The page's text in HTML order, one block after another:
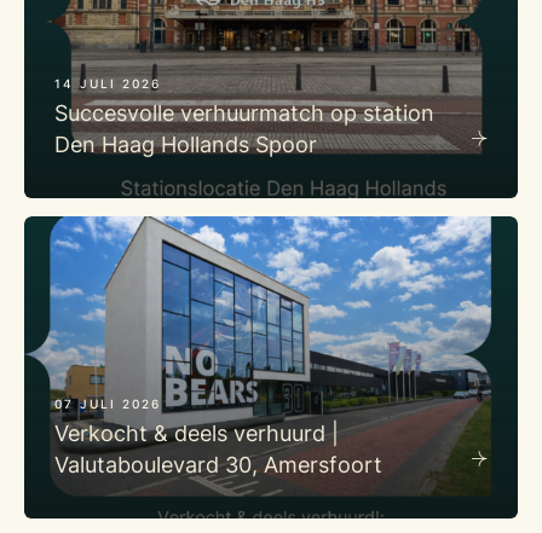
14 JULI 2026
Succesvolle verhuurmatch op station
Den Haag Hollands Spoor
07 JULI 2026
Verkocht & deels verhuurd |
Valutaboulevard 30, Amersfoort